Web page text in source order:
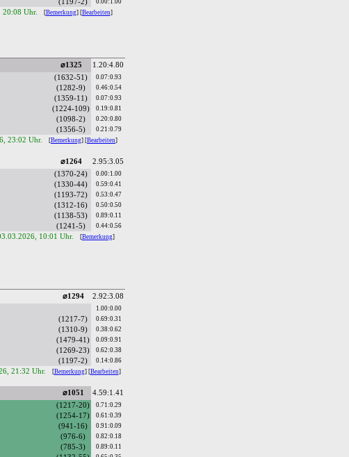
(1197-2) 0.00:1.00
20:08 Uhr. [Bemerkung] [Bearbeiten]
⌀1325
1.20:4.80
(1632-51) 0.07:0.93
(1282-9) 0.46:0.54
(1359-11) 0.07:0.93
(1224-109) 0.19:0.81
(1098-2) 0.20:0.80
(1356-5) 0.21:0.79
23:02 Uhr. [Bemerkung] [Bearbeiten]
⌀1264
2.95:3.05
(1370-24) 0.00:1.00
(1330-44) 0.59:0.41
(1193-72) 0.53:0.47
(1312-16) 0.50:0.50
(1138-53) 0.89:0.11
(1241-5) 0.44:0.56
10:01 Uhr. [Bemerkung]
⌀1294
2.92:3.08
1.00:0.00
(1217-7) 0.69:0.31
(1310-9) 0.38:0.62
(1479-41) 0.09:0.91
(1269-23) 0.62:0.38
(1197-2) 0.14:0.86
21:32 Uhr. [Bemerkung] [Bearbeiten]
⌀1051
4.59:1.41
(1217-20) 0.71:0.29
(1254-17) 0.61:0.39
(941-16) 0.91:0.09
(976-6) 0.82:0.18
(785-3) 0.89:0.11